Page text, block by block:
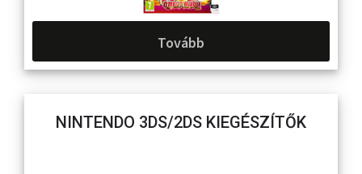
Tovább
NINTENDO 3DS/2DS KIEGÉSZÍTŐK